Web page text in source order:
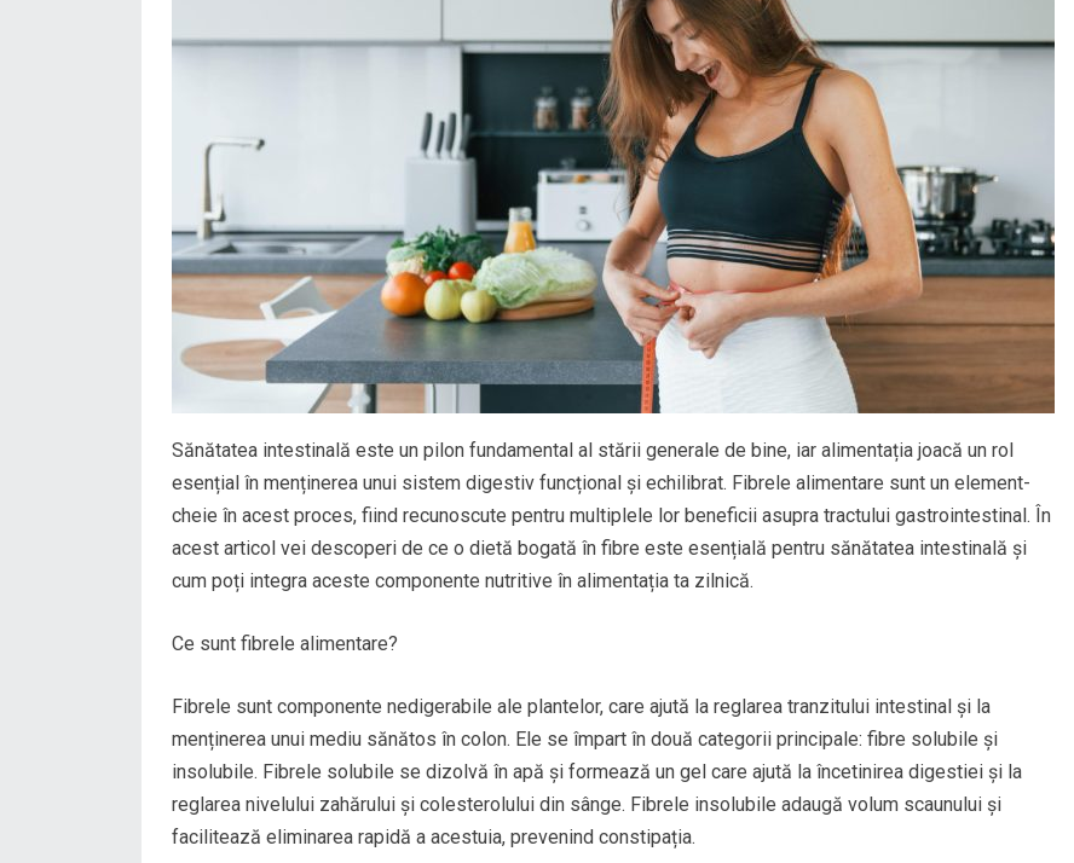
Sănătatea intestinală este un pilon fundamental al stării generale de bine, iar alimentația joacă un rol
esențial în menținerea unui sistem digestiv funcțional și echilibrat. Fibrele alimentare sunt un element-
cheie în acest proces, fiind recunoscute pentru multiplele lor beneficii asupra tractului gastrointestinal. În
acest articol vei descoperi de ce o dietă bogată în fibre este esențială pentru sănătatea intestinală și
cum poți integra aceste componente nutritive în alimentația ta zilnică.
Ce sunt fibrele alimentare?
Fibrele sunt componente nedigerabile ale plantelor, care ajută la reglarea tranzitului intestinal și la
menținerea unui mediu sănătos în colon. Ele se împart în două categorii principale: fibre solubile și
insolubile. Fibrele solubile se dizolvă în apă și formează un gel care ajută la încetinirea digestiei și la
reglarea nivelului zahărului și colesterolului din sânge. Fibrele insolubile adaugă volum scaunului și
facilitează eliminarea rapidă a acestuia, prevenind constipația.